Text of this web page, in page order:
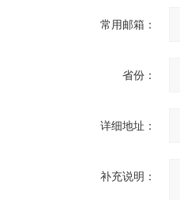
常用邮箱：
省份：
详细地址：
补充说明：